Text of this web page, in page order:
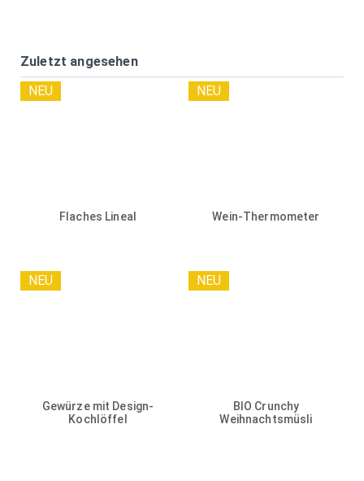
Zuletzt angesehen
Flaches Lineal
NEU
Wein-Thermometer
NEU
Gewürze mit Design-
Kochlöffel
NEU
BIO Crunchy
Weihnachtsmüsli
NEU